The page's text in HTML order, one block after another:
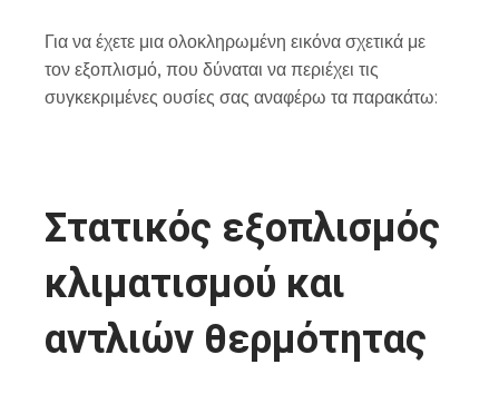
Για να έχετε μια ολοκληρωμένη εικόνα σχετικά με
τον εξοπλισμό, που δύναται να περιέχει τις
συγκεκριμένες ουσίες σας αναφέρω τα παρακάτω:
Στατικός εξοπλισμός
κλιματισμού και
αντλιών θερμότητας